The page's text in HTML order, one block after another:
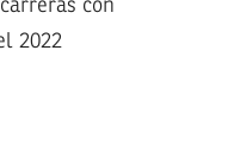
con
2022